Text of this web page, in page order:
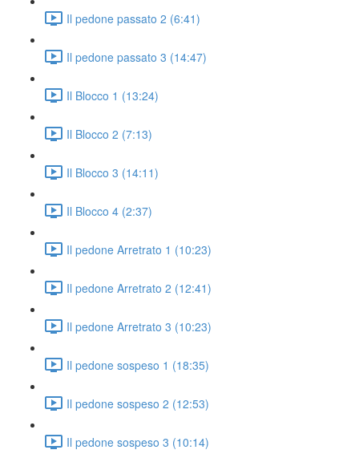
Il pedone passato 2 (6:41)
Il pedone passato 3 (14:47)
Il Blocco 1 (13:24)
Il Blocco 2 (7:13)
Il Blocco 3 (14:11)
Il Blocco 4 (2:37)
Il pedone Arretrato 1 (10:23)
Il pedone Arretrato 2 (12:41)
Il pedone Arretrato 3 (10:23)
Il pedone sospeso 1 (18:35)
Il pedone sospeso 2 (12:53)
Il pedone sospeso 3 (10:14)